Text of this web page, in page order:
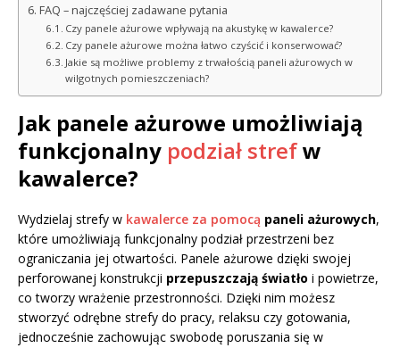
FAQ – najczęściej zadawane pytania
Czy panele ażurowe wpływają na akustykę w kawalerce?
Czy panele ażurowe można łatwo czyścić i konserwować?
Jakie są możliwe problemy z trwałością paneli ażurowych w
wilgotnych pomieszczeniach?
Jak panele ażurowe umożliwiają
funkcjonalny podział strefw
kawalerce?
Wydzielaj strefy w kawalerce za pomocą paneli ażurowych,
które umożliwiają funkcjonalny podział przestrzeni bez
ograniczania jej otwartości. Panele ażurowe dzięki swojej
perforowanej konstrukcji przepuszczają światło i powietrze,
co tworzy wrażenie przestronności. Dzięki nim możesz
stworzyć odrębne strefy do pracy, relaksu czy gotowania,
jednocześnie zachowując swobodę poruszania się w